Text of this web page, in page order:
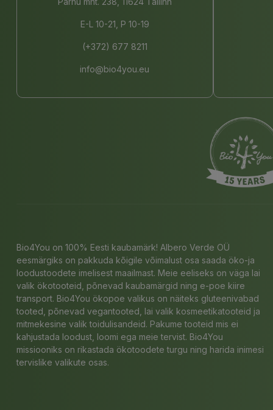
E-L 10-21, P 10-19
(+372) 677 8211
info@bio4you.eu
Bio4You on 100% Eesti kaubamärk! Albero Verde OÜ
eesmärgiks on pakkuda kõigile võimalust osa saada öko-ja
loodustoodete imelisest maailmast. Meie eeliseks on väga lai
valik ökotooteid, põnevad kaubamärgid ning e-poe kiire
transport. Bio4You ökopoe valikus on näiteks gluteenivabad
tooted, põnevad vegantooted, lai valik kosmeetikatooteid ja
mitmekesine valik toidulisandeid. Pakume tooteid mis ei
kahjustada loodust, loomi ega meie tervist. Bio4You
missiooniks on rikastada ökotoodete turgu ning harida inimesi
tervislike valikute osas.